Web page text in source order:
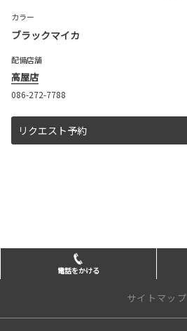
カラー
ブラックマイカ
配備店舗
高屋店
086-272-7788
リクエスト予約
電話をかける
サイトマップ